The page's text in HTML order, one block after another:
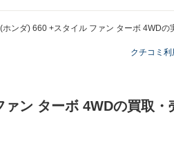
ホンダ) 660 +スタイル ファン ターボ 4WDの
クチコミ
ン ターボ 4WDの買取・